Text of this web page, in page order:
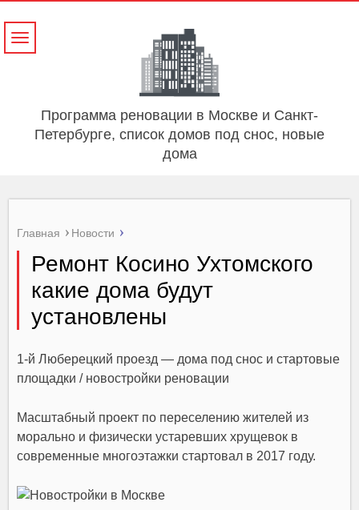
Программа реновации в Москве и Санкт-
Петербурге, список домов под снос, новые
дома
Навигация
Главная Новости
Ремонт Косино Ухтомского
какие дома будут
установлены
1-й Люберецкий проезд — дома под снос и стартовые
площадки / новостройки реновации
Масштабный проект по переселению жителей из
морально и физически устаревших хрущевок в
современные многоэтажки стартовал в 2017 году.